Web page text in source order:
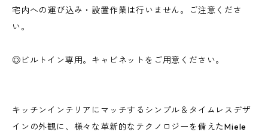
宅内への運び込み・設置作業は行いません。ご注意くださ
い。
◎ビルトイン専用。キャビネットをご用意ください。
キッチンインテリアにマッチするシンプル＆タイムレスデザ
インの外観に、様々な革新的なテクノロジーを備えたMiele